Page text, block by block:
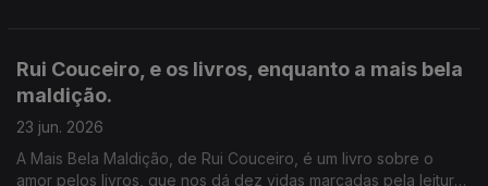
país. Começa hoje, no Porto.
Rui Couceiro, e os livros, enquanto a mais bela
maldição.
23 jun. 2026
A Mais Bela Maldição, de Rui Couceiro, é um livro sobre o
amor pelos livros, que nos dá dez vidas marcadas pela leitura